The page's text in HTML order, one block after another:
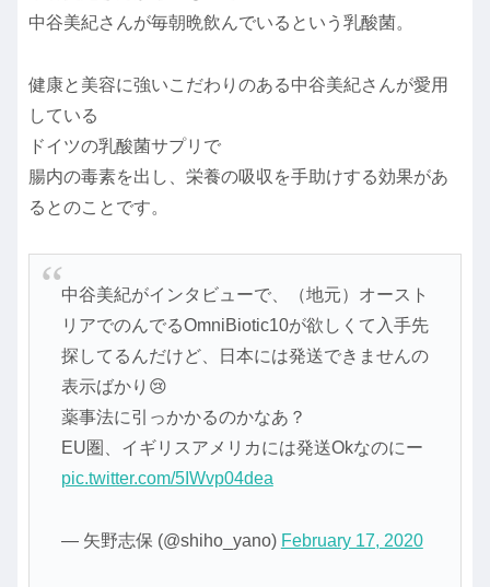
中谷美紀さんが毎朝晩飲んでいるという乳酸菌。
健康と美容に強いこだわりのある中谷美紀さんが愛用
している
ドイツの乳酸菌サプリで
腸内の毒素を出し、栄養の吸収を手助けする効果があ
るとのことです。
中谷美紀がインタビューで、（地元）オースト
リアでのんでるOmniBiotic10が欲しくて入手先
探してるんだけど、日本には発送できませんの
表示ばかり😢
薬事法に引っかかるのかなあ？
EU圏、イギリスアメリカには発送Okなのにー
pic.twitter.com/5IWvp04dea
— 矢野志保 (@shiho_yano) February 17, 2020